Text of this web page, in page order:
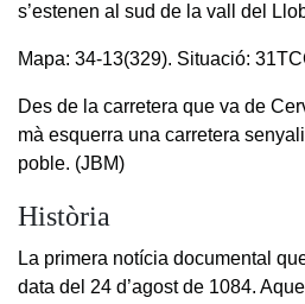
s’estenen al sud de la vall del
Mapa: 34-13(329). Situació:
Des de la carretera que va de
mà esquerra una carretera
poble. (JBM)
Història
La primera notícia documental
data del 24 d’agost de 1084.